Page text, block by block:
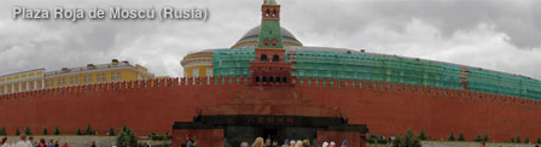
Plaza Roja de Moscú (Rusia)